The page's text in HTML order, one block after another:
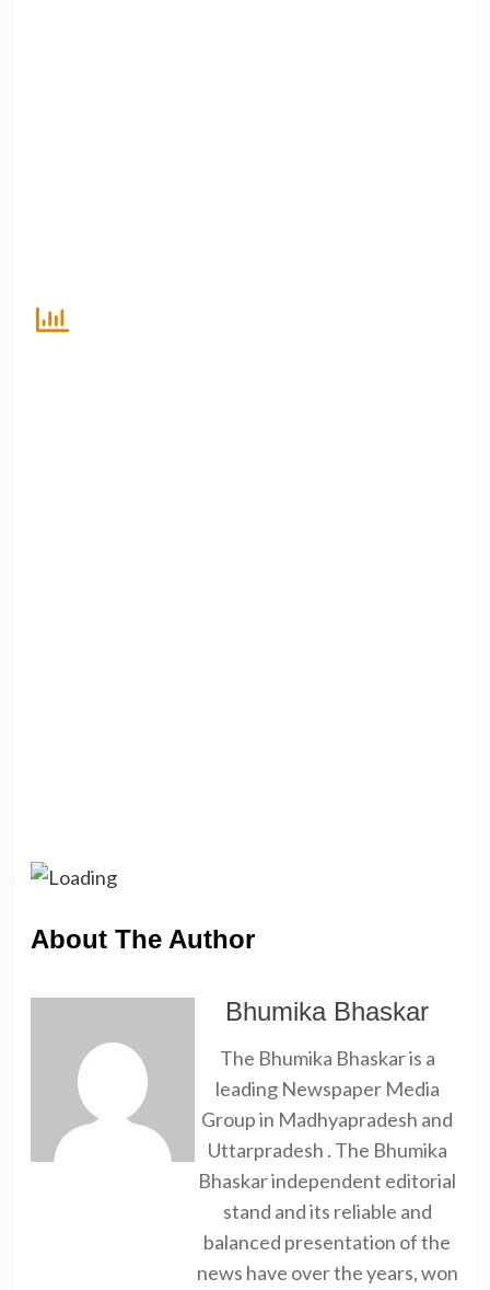
About The Author
Bhumika Bhaskar
The Bhumika Bhaskar is a
leading Newspaper Media
Group in Madhyapradesh and
Uttarpradesh . The Bhumika
Bhaskar independent editorial
stand and its reliable and
balanced presentation of the
news have over the years, won